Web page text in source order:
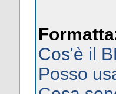
Cos'è il
Posso